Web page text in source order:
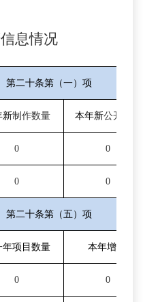
息情况
第二十条第（一）项
新制作数量 本年新公开数量
0 0
0 0
第二十条第（五）项
年项目数量 本年增/减
0 0